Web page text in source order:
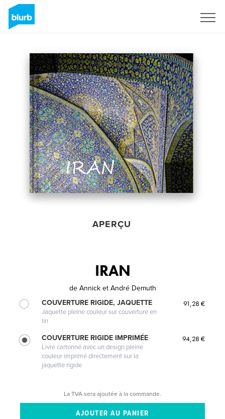
APERÇU
IRAN
de Annick et André Demuth
COUVERTURE RIGIDE, JAQUETTE
Jaquette pleine couleur sur couverture en
lin
91,28 €
COUVERTURE RIGIDE IMPRIMÉE
Livre cartonné avec un design pleine
couleur imprimé directement sur la
jaquette rigide
94,28 €
La TVA sera ajoutée à la commande.